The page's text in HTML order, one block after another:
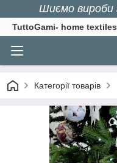
Шиємо вироби
TuttoGami- home textiles
Категорії товарів